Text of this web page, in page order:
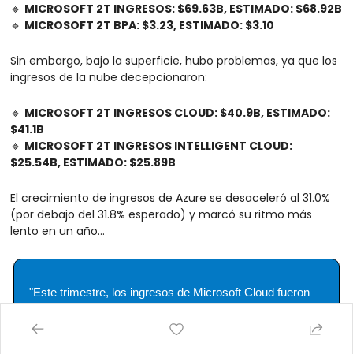
🔹 MICROSOFT 2T INGRESOS: $69.63B, ESTIMADO: $68.92B
🔹 MICROSOFT 2T BPA: $3.23, ESTIMADO: $3.10
Sin embargo, bajo la superficie, hubo problemas, ya que los
ingresos de la nube decepcionaron:
🔹 MICROSOFT 2T INGRESOS CLOUD: $40.9B, ESTIMADO:
$41.1B
🔹 MICROSOFT 2T INGRESOS INTELLIGENT CLOUD:
$25.54B, ESTIMADO: $25.89B
El crecimiento de ingresos de Azure se desaceleró al 31.0%
(por debajo del 31.8% esperado) y marcó su ritmo más
lento en un año...
"Este trimestre, los ingresos de Microsoft Cloud fueron
Hood, vicepresidenta ejecutiva y directora financiera de